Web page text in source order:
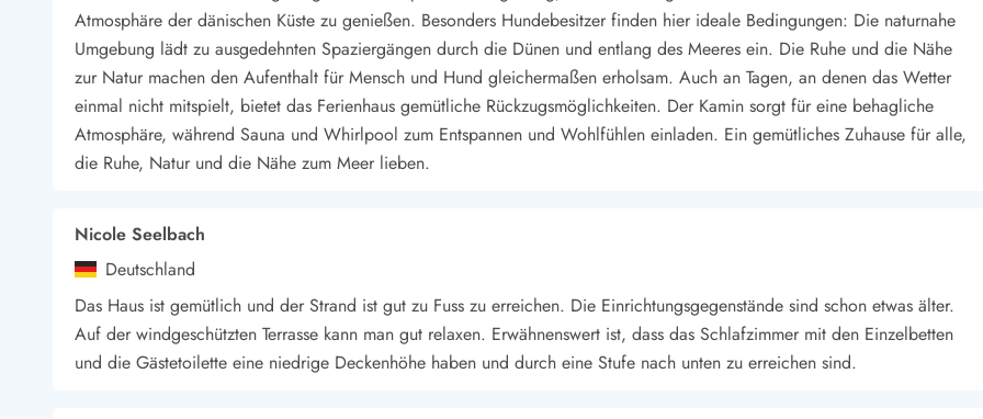
Angeln in Dänemark
Bowling in Dänemark
Minigolf spielen in Dänemark
Schwimmhallen und Badeländer
Golfen in Dänemark
Fitnesscenter in Dänemark
Fahrradfahren in Dänemark
Surfen in Dänemark
Wandern in Dänemark
Wasserski in Dänemark
Segeln in Dänemark
Kultur in Dänemark
Historische Museen
Atmosphäre der dänischen Küste zu genießen. Besonders Hundebesitzer finden hier ideale Bedingungen: Die naturnahe
Umgebung lädt zu ausgedehnten Spaziergängen durch die Dünen und entlang des Meeres ein. Die Ruhe und die Nähe
zur Natur machen den Aufenthalt für Mensch und Hund gleichermaßen erholsam. Auch an Tagen, an denen das Wetter
einmal nicht mitspielt, bietet das Ferienhaus gemütliche Rückzugsmöglichkeiten. Der Kamin sorgt für eine behagliche
Atmosphäre, während Sauna und Whirlpool zum Entspannen und Wohlfühlen einladen. Ein gemütliches Zuhause für alle,
die Ruhe, Natur und die Nähe zum Meer lieben.
Nicole Seelbach
Deutschland
Das Haus ist gemütlich und der Strand ist gut zu Fuss zu erreichen. Die Einrichtungsgegenstände sind schon etwas älter.
Auf der windgeschützten Terrasse kann man gut relaxen. Erwähnenswert ist, dass das Schlafzimmer mit den Einzelbetten
und die Gästetoilette eine niedrige Deckenhöhe haben und durch eine Stufe nach unten zu erreichen sind.